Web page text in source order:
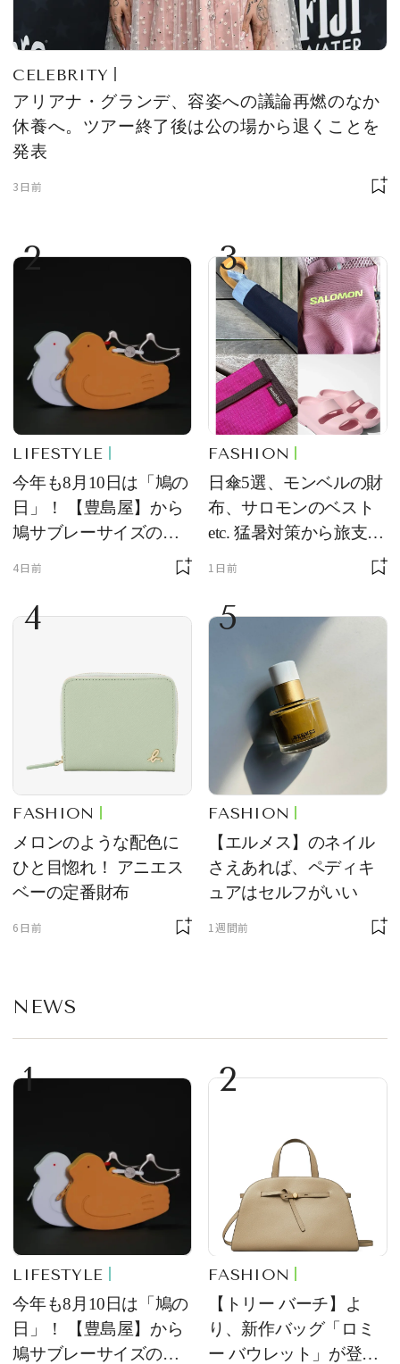
CELEBRITY
アリアナ・グランデ、容姿への議論再燃のなか
休養へ。ツアー終了後は公の場から退くことを
発表
3日前
2
LIFESTYLE
今年も8月10日は「鳩の
日」！ 【豊島屋】から
鳩サブレーサイズのポ
ーチ「はとっこ」を限
4日前
3
FASHION
日傘5選、モンベルの財
布、サロモンのベスト
etc. 猛暑対策から旅支度
まで！ ｜今週の人気記
1日前
4
FASHION
メロンのような配色に
ひと目惚れ！ アニエス
ベーの定番財布
6日前
5
FASHION
【エルメス】のネイル
さえあれば、ペディキ
ュアはセルフがいい
1週間前
NEWS
1
LIFESTYLE
今年も8月10日は「鳩の
日」！ 【豊島屋】から
鳩サブレーサイズのポ
2
FASHION
【トリー バーチ】よ
り、新作バッグ「ロミ
ー バウレット」が登